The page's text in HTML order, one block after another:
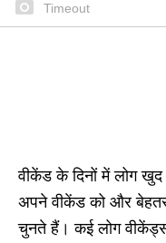
Timeout
वीकेंड के दिनों में लोग
अपने वीकेंड को और
चुनते हैं। कई लोग